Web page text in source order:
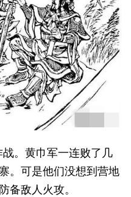
。黄巾军一连败了几
。可是他们没想到营地
备敌人火攻。